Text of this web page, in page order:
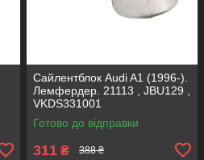
Сайлентблок Audi A1 (1996-).
Лемфердер. 21113 , JBU129 ,
VKDS331001
Готово до відправки
311 ₴ 388 ₴